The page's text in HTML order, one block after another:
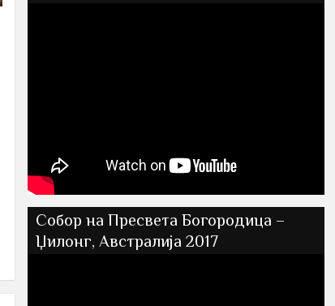
Собор на Пресвета Богородица –
Џилoнг, Австралија 2017